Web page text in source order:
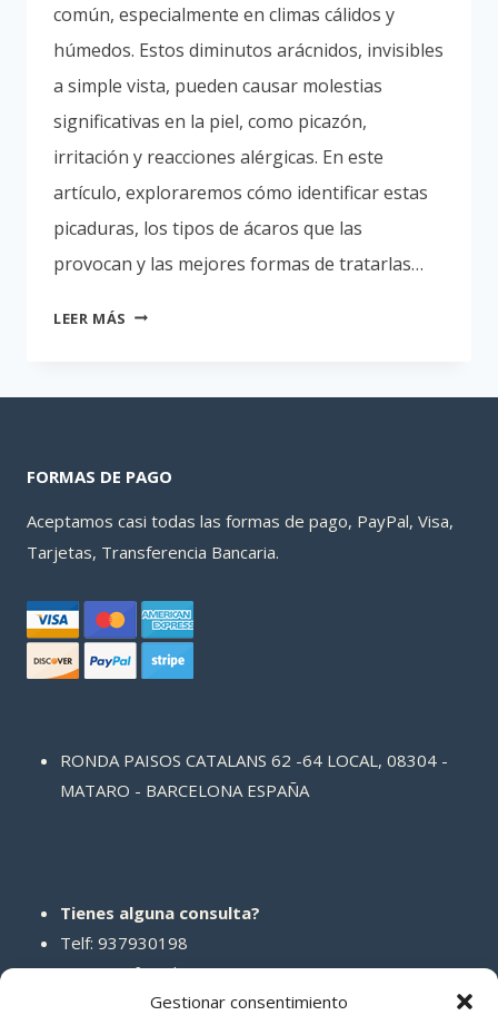
Gestionar consentimiento
común, especialmente en climas cálidos y
húmedos. Estos diminutos arácnidos, invisibles
a simple vista, pueden causar molestias
significativas en la piel, como picazón,
irritación y reacciones alérgicas. En este
artículo, exploraremos cómo identificar estas
picaduras, los tipos de ácaros que las
provocan y las mejores formas de tratarlas…
LEER MÁS PICADURAS
CAUSAS,
SOLUCIONES
FORMAS DE PAGO
Aceptamos casi todas las formas de pago, PayPal, Visa,
Tarjetas, Transferencia Bancaria.
RONDA PAISOS CATALANS 62 -64 LOCAL, 08304 -
MATARO - BARCELONA ESPAÑA
Tienes alguna consulta?
Telf: 937930198
Correo: info@abcreparaciones.com